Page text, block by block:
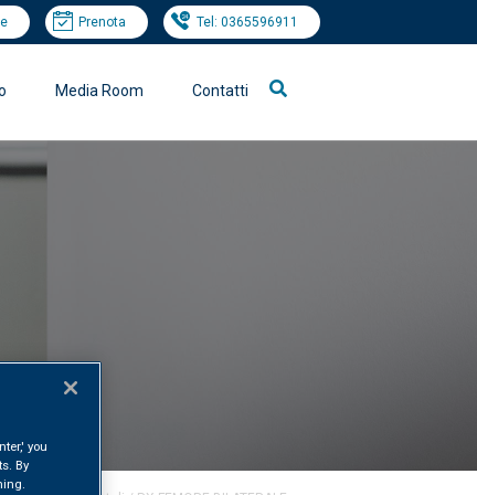
Prenota Tel: 0365596911
Media Room Contatti
you
By